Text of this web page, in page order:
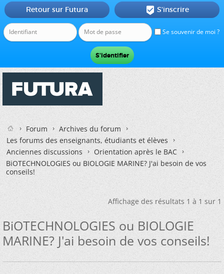
Se souvenir de moi ?
Retour sur Futura  S'inscrire
Forum
Archives du forum
Les forums des enseignants, étudiants et élèves
Anciennes discussions
Orientation après le BAC
BiOTECHNOLOGIES ou BIOLOGIE MARINE? J'ai besoin de vos
conseils!
Affichage des résultats 1 à 1 sur 1
BiOTECHNOLOGIES ou BIOLOGIE
MARINE? J'ai besoin de vos conseils!